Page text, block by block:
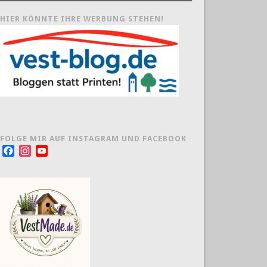
HIER KÖNNTE IHRE WERBUNG STEHEN!
FOLGE MIR AUF INSTAGRAM UND FACEBOOK
FacebookInstagram